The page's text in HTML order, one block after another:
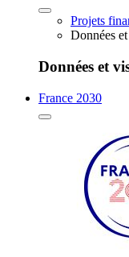
Projets
Données
Données et
France 2030